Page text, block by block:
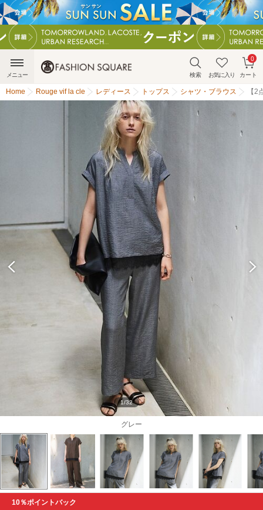
検索 お気に入り カート
0
メニュー
Home Rouge vif la cle レディース トップス シャツ・ブラウス 【
グレー
1/32
10％ポイントバック